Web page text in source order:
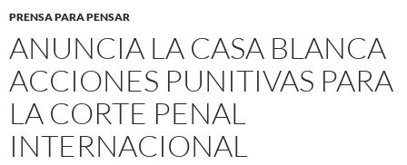
PRENSA PARA PENSAR
ANUNCIA LA CASA BLANCA
ACCIONES PUNITIVAS PARA
LA CORTE PENAL
INTERNACIONAL